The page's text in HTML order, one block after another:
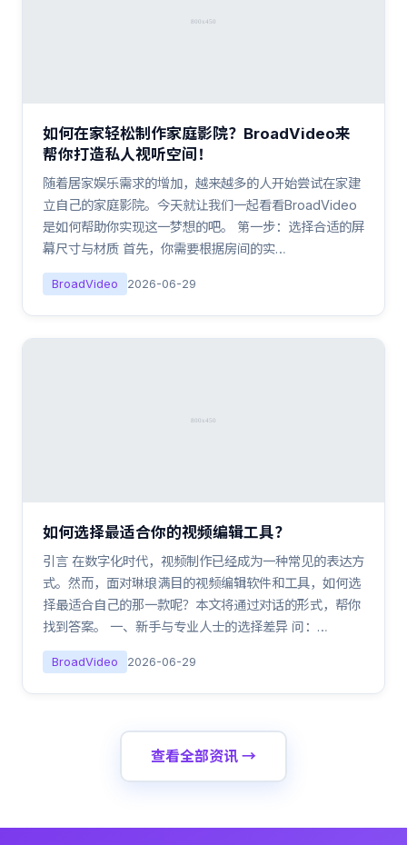
如何在家轻松制作家庭影院？BroadVideo来
帮你打造私人视听空间！
随着居家娱乐需求的增加，越来越多的人开始尝试在家建
立自己的家庭影院。今天就让我们一起看看BroadVideo
是如何帮助你实现这一梦想的吧。 第一步：选择合适的屏
幕尺寸与材质 首先，你需要根据房间的实…
BroadVideo 2026-06-29
如何选择最适合你的视频编辑工具？
引言 在数字化时代，视频制作已经成为一种常见的表达方
式。然而，面对琳琅满目的视频编辑软件和工具，如何选
择最适合自己的那一款呢？本文将通过对话的形式，帮你
找到答案。 一、新手与专业人士的选择差异 问：…
BroadVideo 2026-06-29
查看全部资讯 →